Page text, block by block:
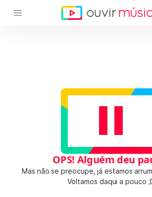
OPS! Alguém deu
Mas não se preocupe, já estamos
Voltamos daqui a pouco